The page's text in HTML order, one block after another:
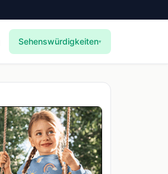
Sehenswürdigkeiten▾